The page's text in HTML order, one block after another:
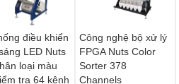
điều khiển
LED Nuts
loại màu
tra 64 kênh
Công nghệ bộ xử lý
FPGA Nuts Color
Sorter 378
Channels